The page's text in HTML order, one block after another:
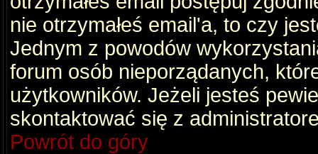
nie otrzymałeś email'a, to czy
Jednym z powodów
forum osób nieporządanych,
użytkowników. Jeżeli jesteś
skontaktować się z
Powrót do góry